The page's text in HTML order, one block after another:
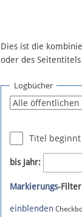
Dies ist die
oder des
Logbücher
Titel
bis Jahr:
Markierungs-
einblenden